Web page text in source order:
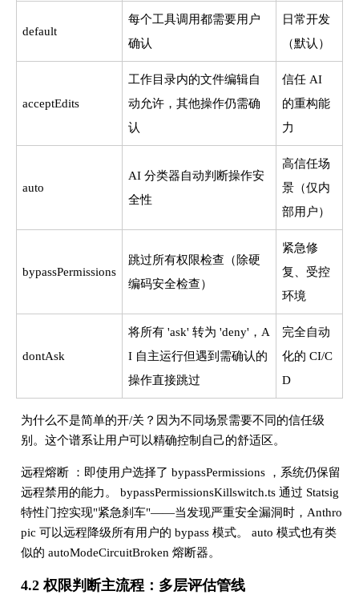
default
每个工具调用都需要用户
确认
日常开发
（默认）
acceptEdits
工作目录内的文件编辑自
动允许，其他操作仍需确
认
信任 AI
的重构能
力
auto
AI 分类器自动判断操作安
全性
高信任场
景（仅内
部用户）
bypassPermissions
跳过所有权限检查（除硬
编码安全检查）
紧急修
复、受控
环境
dontAsk
将所有 'ask' 转为 'deny'，A
I 自主运行但遇到需确认的
操作直接跳过
完全自动
化的 CI/C
D
为什么不是简单的开/关？因为不同场景需要不同的信任级
别。这个谱系让用户可以精确控制自己的舒适区。
远程熔断 ：即使用户选择了 bypassPermissions ，系统仍保留
远程禁用的能力。 bypassPermissionsKillswitch.ts 通过 Statsig
特性门控实现"紧急刹车"——当发现严重安全漏洞时，Anthro
pic 可以远程降级所有用户的 bypass 模式。 auto 模式也有类
似的 autoModeCircuitBroken 熔断器。
4.2 权限判断主流程：多层评估管线